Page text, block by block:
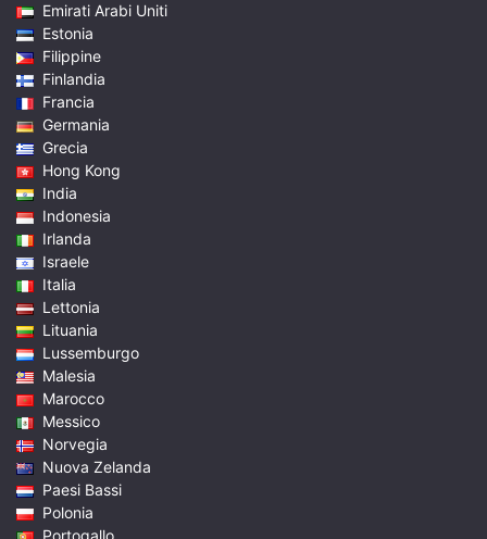
Emirati Arabi Uniti
Estonia
Filippine
Finlandia
Francia
Germania
Grecia
Hong Kong
India
Indonesia
Irlanda
Israele
Italia
Lettonia
Lituania
Lussemburgo
Malesia
Marocco
Messico
Norvegia
Nuova Zelanda
Paesi Bassi
Polonia
Portogallo